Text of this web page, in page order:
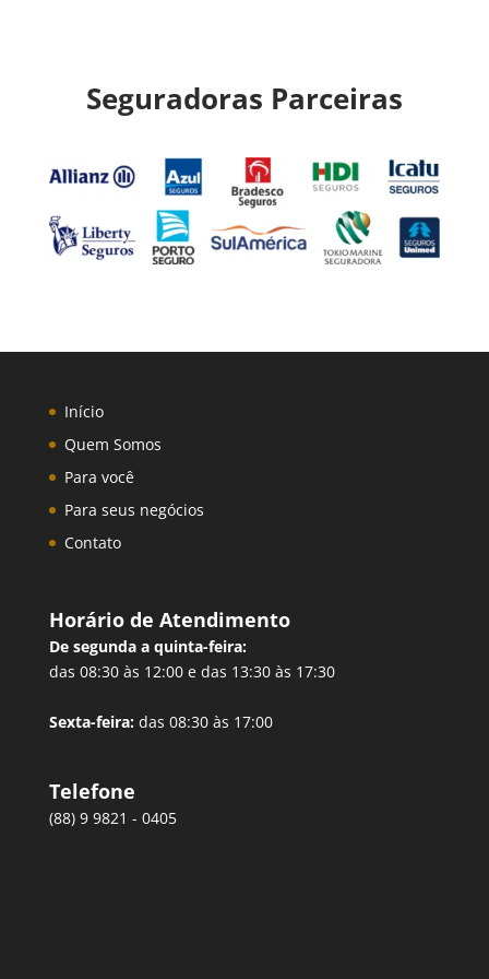
Seguradoras Parceiras
Início
Quem Somos
Para você
Para seus negócios
Contato
Horário de Atendimento
De segunda a quinta-feira:
das 08:30 às 12:00 e das 13:30 às 17:30
Sexta-feira: das 08:30 às 17:00
Telefone
(88) 9 9821 - 0405